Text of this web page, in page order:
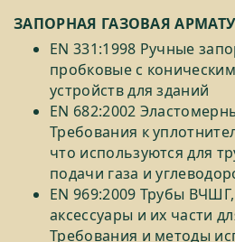
ЗАПОРНАЯ ГАЗОВАЯ
EN 331:1998 Ручные
пробковые с
устройств для зданий
EN 682:2002
Требования к
что используются для
подачи газа и
EN 969:2009 Трубы
аксессуары и их части
Требования и методы